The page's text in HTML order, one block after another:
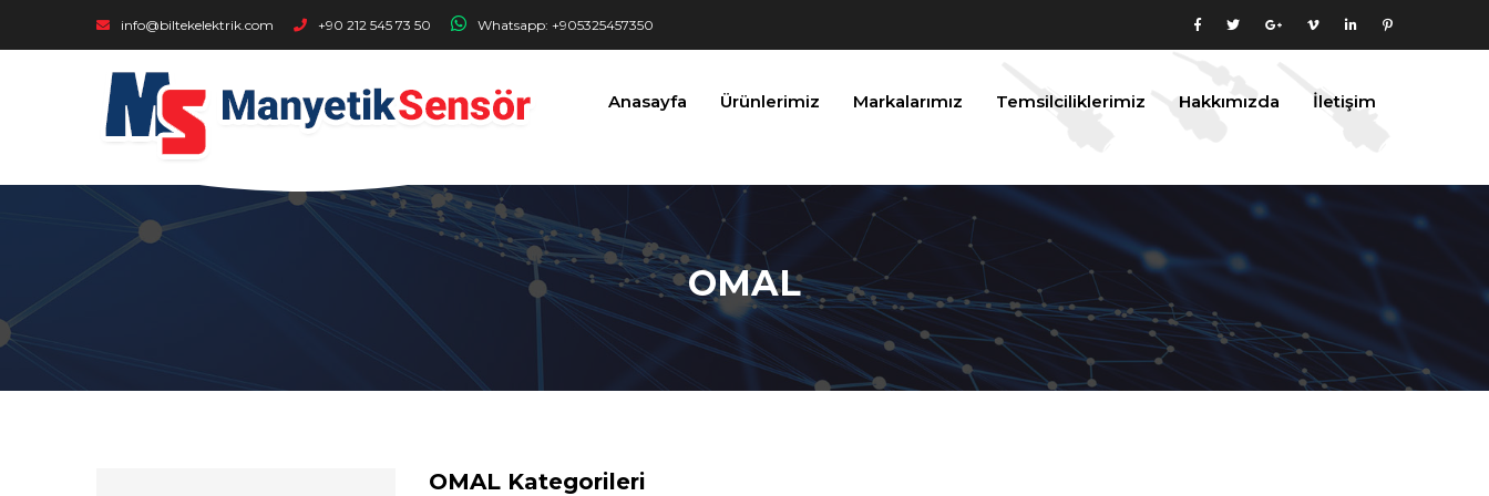
Buraya Tıklayıp Ulaşabilirsiniz - OMAL" />
info@biltekelektrik.com +90 212 545 73 50 Whatsapp: +905325457350
Anasayfa Ürünlerimiz Markalarımız Temsilciliklerimiz Hakkımızda İletişim
OMAL
OMAL Kategorileri